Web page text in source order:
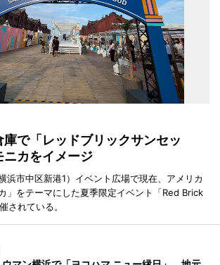
で「レッドブリックサンセッ
カをイメージ
浜市中区新港1）イベント広場で現在、アメリカ
」をテーマにした夏季限定イベント「Red Brick
されている。